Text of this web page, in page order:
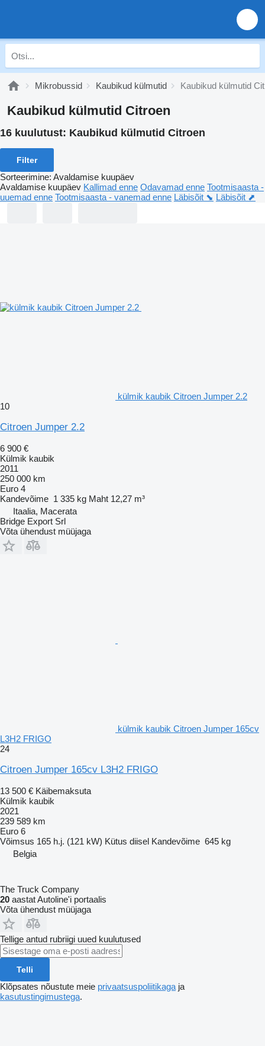
Mikrobussid Kaubikud külmutid Kaubikud külmutid
Kaubikud külmutid Citroen
16 kuulutust: Kaubikud külmutid Citroen
Filter
Sorteerimine: Avaldamise kuupäev
Avaldamise kuupäev Kallimad enne Odavamad enne Tootmisaasta -
uuemad enne Tootmisaasta - vanemad enne Läbisõit ⬊ Läbisõit ⬈
külmik kaubik Citroen Jumper 2.2
10
Citroen Jumper 2.2
6 900 €
Külmik kaubik
2011
250 000 km
Euro 4
Kandevõime 1 335 kg Maht 12,27 m³
Itaalia, Macerata
Bridge Export Srl
Võta ühendust müüjaga
külmik kaubik Citroen Jumper 165cv
L3H2 FRIGO
24
Citroen Jumper 165cv L3H2 FRIGO
13 500 € Käibemaksuta
Külmik kaubik
2021
239 589 km
Euro 6
Võimsus 165 h.j. (121 kW) Kütus diisel Kandevõime 645 kg
Belgia
The Truck Company
20 aastat Autoline'i portaalis
Võta ühendust müüjaga
Tellige antud rubriigi uued kuulutused
Telli
Klõpsates nõustute meie privaatsuspoliitikaga ja
kasutustingimustega.